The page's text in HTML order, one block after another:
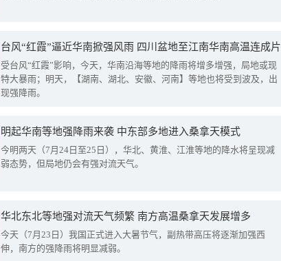
台风“红霞”逼近华南掀强风雨 四川盆地至江南华南高温连成片
受台风“红霞”影响，今天，华南沿海等地的降雨将增多增强，局地或现
特大暴雨；明天，【湖南、湖北、安徽、河南】等地也将受到波及，出
现强降雨。
明起华南等地强降雨来袭 中东部多地进入桑拿天模式
今明两天（7月24日至25日），华北、黄淮、江淮等地的降水将呈现减
弱态势，但局地仍会有强对流天气。
华北东北等地强对流天气频繁 南方高温桑拿天发展增多
今天（7月23日）我国正式进入大暑节气，副热带高压将逐渐加强西
伸，南方的强降雨将明显减弱。